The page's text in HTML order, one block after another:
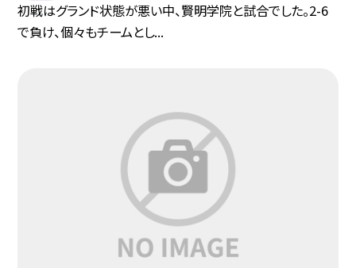
初戦はグランド状態が悪い中、賢明学院と試合でした。2-6
で負け、個々もチームとし...